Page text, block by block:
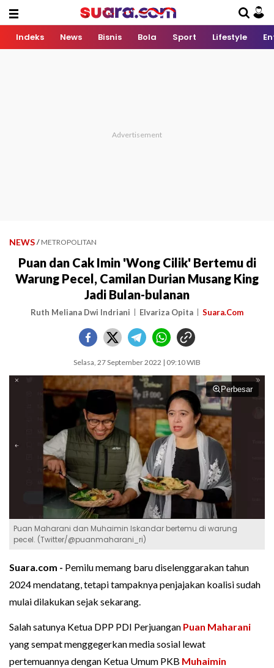
Indeks News Bisnis Bola Sport Lifestyle
NEWS / METROPOLITAN
Puan dan Cak Imin 'Wong Cilik' Bertemu di
Warung Pecel, Camilan Durian Musang King
Jadi Bulan-bulanan
Ruth Meliana Dwi Indriani Elvariza Opita Suara.Com
Selasa, 27 September 2022 | 09:10 WIB
Perbesar
Puan Maharani dan Muhaimin Iskandar bertemu di warung
pecel. (Twitter/@puanmaharani_ri)
Suara.com - Pemilu memang baru diselenggarakan tahun
2024 mendatang, tetapi tampaknya penjajakan koalisi sudah
mulai dilakukan sejak sekarang.
Salah satunya Ketua DPP PDI Perjuangan Puan Maharani
yang sempat menggegerkan media sosial lewat
pertemuannya dengan Ketua Umum PKB Muhaimin